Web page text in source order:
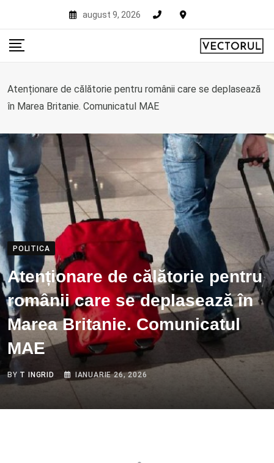
content
august 9, 2026
Atenționare de călătorie pentru românii care se deplasează
în Marea Britanie. Comunicatul MAE
POLITICA
Atenționare de călătorie pentru
românii care se deplasează în
Marea Britanie. Comunicatul
MAE
BY T INGRID IANUARIE 26, 2026